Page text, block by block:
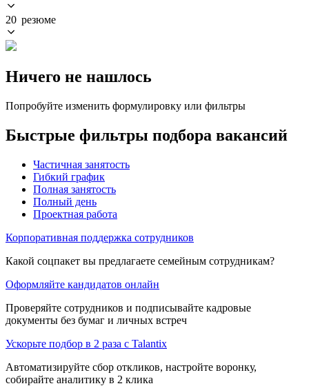
20 резюме
Ничего не нашлось
Попробуйте изменить формулировку или фильтры
Быстрые фильтры подбора вакансий
Частичная занятость
Гибкий график
Полная занятость
Полный день
Проектная работа
Корпоративная поддержка сотрудников
Какой соцпакет вы предлагаете семейным сотрудникам?
Оформляйте кандидатов онлайн
Проверяйте сотрудников и подписывайте кадровые
документы без бумаг и личных встреч
Ускорьте подбор в 2 раза с Talantix
Автоматизируйте сбор откликов, настройте воронку,
собирайте аналитику в 2 клика